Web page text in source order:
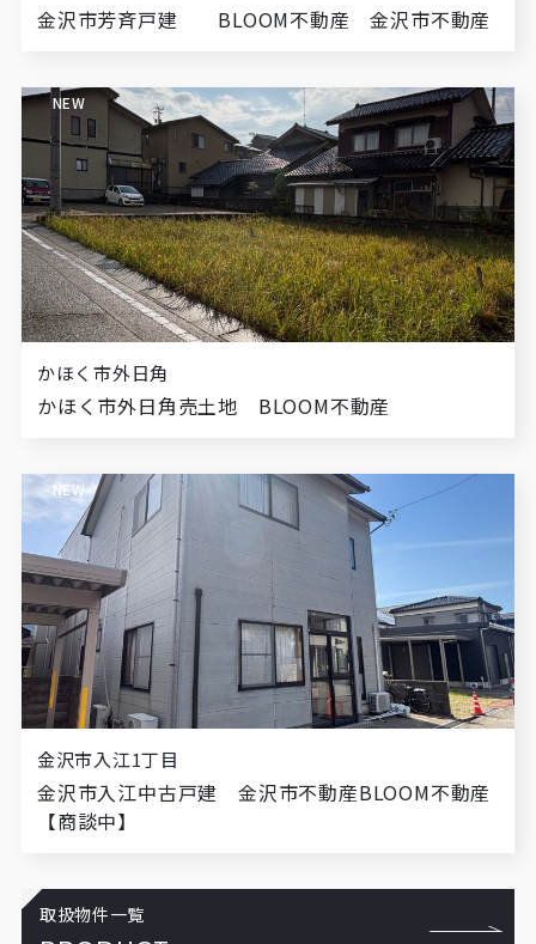
金沢市芳斉戸建 BLOOM不動産 金沢市不動産
かほく市外日角
かほく市外日角売土地 BLOOM不動産
NEW
金沢市入江1丁目
金沢市入江中古戸建 金沢市不動産BLOOM不動産
【商談中】
NEW
取扱物件一覧